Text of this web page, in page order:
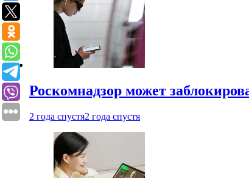
Роскомнадзор может
2 года спустя2 года спустя